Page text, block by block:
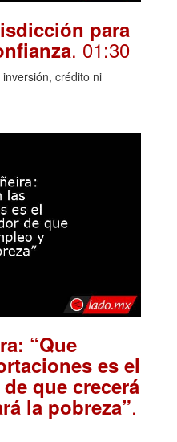
para
. 01:30
crédito ni
“Que
es el
que crecerá
la pobreza”.